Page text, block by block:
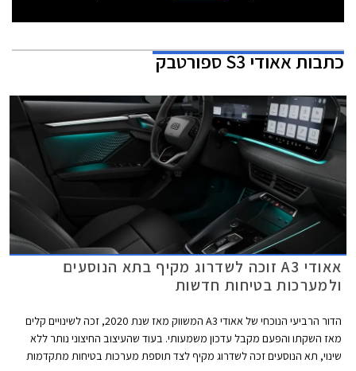
כתבותאאודי S3 ספורטבק
אאודי A3 זוכה לשדרוג מקיף בתא הנוסעים
ולמערכות בטיחות חדשות
הדור הרביעי הנוכחי של אאודי A3 המשווק מאז שנת 2020, זכה לשינויים קלים
מאז השקתו והפעם מקבל עדכון משמעותי. בעוד שהעיצוב החיצוני נותר ללא
שינוי, תא הנוסעים זכה לשדרוג מקיף לצד תוספת מערכות בטיחות מתקדמות